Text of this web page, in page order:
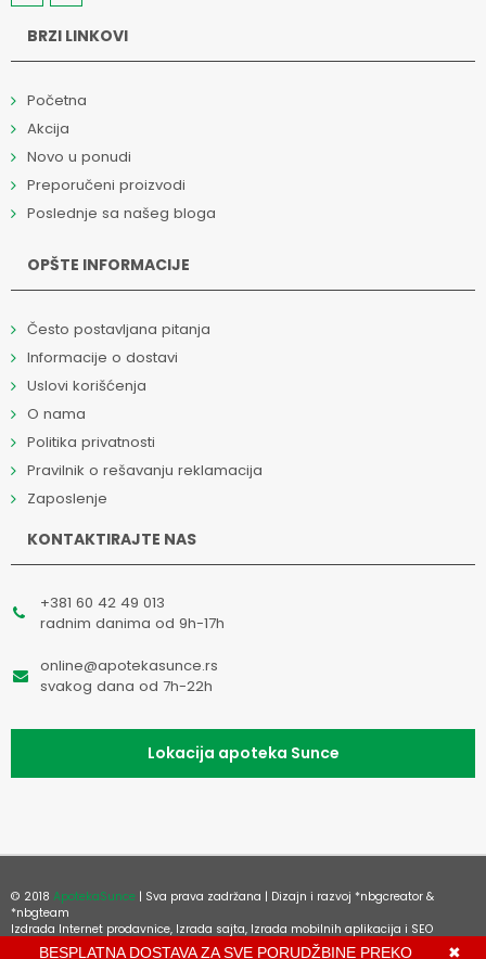
BRZI LINKOVI
Početna
Akcija
Novo u ponudi
Preporučeni proizvodi
Poslednje sa našeg bloga
OPŠTE INFORMACIJE
Često postavljana pitanja
Informacije o dostavi
Uslovi korišćenja
O nama
Politika privatnosti
Pravilnik o rešavanju reklamacija
Zaposlenje
KONTAKTIRAJTE NAS
+381 60 42 49 013
radnim danima od 9h-17h
online@apotekasunce.rs
svakog dana od 7h-22h
Lokacija apoteka Sunce
© 2018 ApotekaSunce | Sva prava zadržana | Dizajn i razvoj *nbgcreator &
*nbgteam
Izdrada Internet prodavnice, Izrada sajta, Izrada mobilnih aplikacija i SEO
optimizacija sajta
✖
BESPLATNA DOSTAVA ZA SVE PORUDŽBINE PREKO